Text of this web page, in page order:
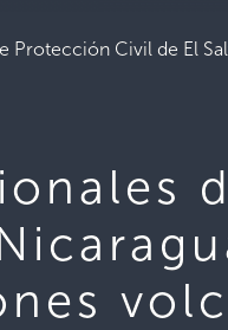
Protección Civil de El